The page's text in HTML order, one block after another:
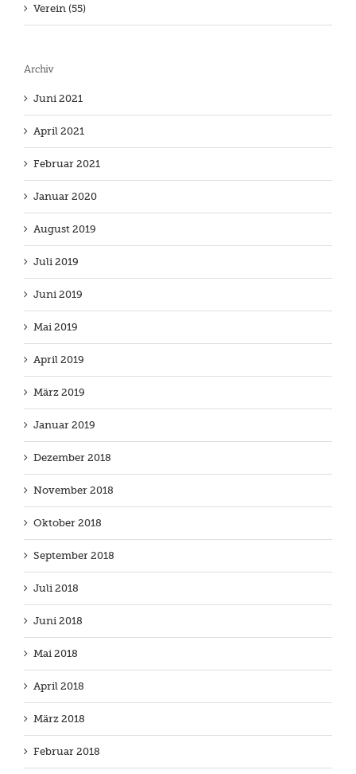
Verein (55)
Archiv
Juni 2021
April 2021
Februar 2021
Januar 2020
August 2019
Juli 2019
Juni 2019
Mai 2019
April 2019
März 2019
Januar 2019
Dezember 2018
November 2018
Oktober 2018
September 2018
Juli 2018
Juni 2018
Mai 2018
April 2018
März 2018
Februar 2018